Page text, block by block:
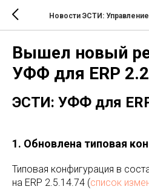
Новости ЭСТИ:
Вышел новый
УФФ для ERP
ЭСТИ: УФФ для
1. Обновлена типовая
Типовая конфигурация в
на ERP 2.5.14.74 (список